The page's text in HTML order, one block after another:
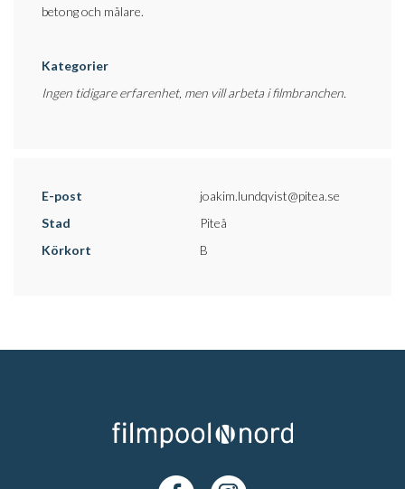
betong och målare.
Kategorier
Ingen tidigare erfarenhet, men vill arbeta i filmbranchen.
E-post
joakim.lundqvist@pitea.se
Stad
Piteå
Körkort
B